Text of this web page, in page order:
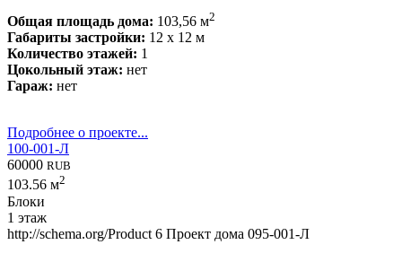
Общая площадь дома: 103,56 м2
Габариты застройки: 12 x 12 м
Количество этажей: 1
Цокольный этаж: нет
Гараж: нет
Подробнее о проекте...
100-001-Л
60000 RUB
103.56 м2
Блоки
1 этаж
http://schema.org/Product 6 Проект дома 095-001-Л